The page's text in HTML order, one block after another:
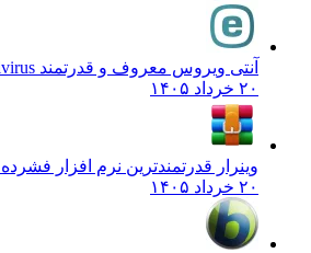
آنتی ویروس معروف و قدرتمند NOD32
۲۰ خرداد ۱۴۰۵
وینرار قدرتمندترین نرم افزار
۲۰ خرداد ۱۴۰۵